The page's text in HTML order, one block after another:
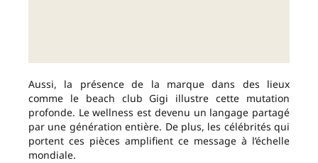
Aussi, la présence de la marque dans des lieux
comme le beach club Gigi illustre cette mutation
profonde. Le wellness est devenu un langage partagé
par une génération entière. De plus, les célébrités qui
portent ces pièces amplifient ce message à l’échelle
mondiale.